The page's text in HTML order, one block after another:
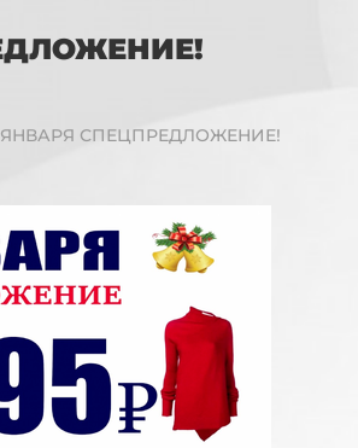
ЯНВАРЯ СПЕЦПРЕДЛОЖЕНИЕ!